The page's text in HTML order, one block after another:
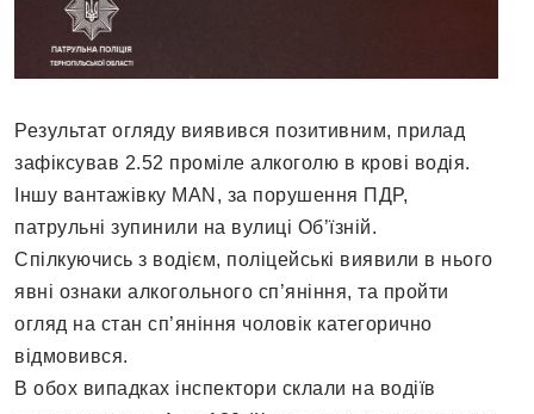
Результат огляду виявився позитивним, прилад
зафіксував 2.52 проміле алкоголю в крові водія.
Іншу вантажівку MAN, за порушення ПДР,
патрульні зупинили на вулиці Об’їзній.
Спілкуючись з водієм, поліцейські виявили в нього
явні ознаки алкогольного сп’яніння, та пройти
огляд на стан сп’яніння чоловік категорично
відмовився.
В обох випадках інспектори склали на водіїв